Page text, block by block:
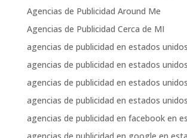
Agencias de Publicidad Around Me
Agencias de Publicidad Cerca de MI
agencias de publicidad en estados unidos
agencias de publicidad en estados
agencias de publicidad en estados
agencias de publicidad en estados
agencias de publicidad en facebook en
agencias de publicidad en google en